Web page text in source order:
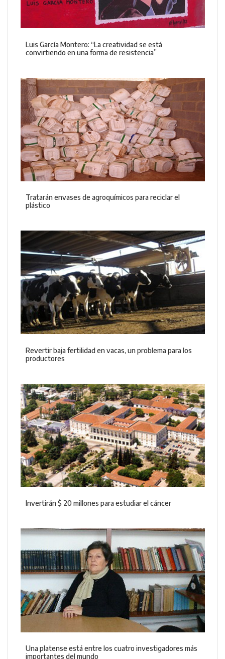
Luis García Montero: “La creatividad se está
convirtiendo en una forma de resistencia”
Tratarán envases de agroquímicos para reciclar el
plástico
Revertir baja fertilidad en vacas, un problema para los
productores
Invertirán $ 20 millones para estudiar el cáncer
Una platense está entre los cuatro investigadores más
importantes del mundo